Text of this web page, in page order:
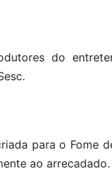
do
para o Fome
ao arrecadado.